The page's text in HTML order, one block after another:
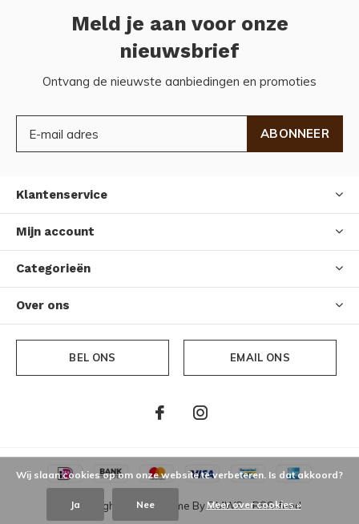
Meld je aan voor onze
nieuwsbrief
Ontvang de nieuwste aanbiedingen en promoties
ABONNEER
Klantenservice
Mijn account
Categorieën
Over ons
BEL ONS EMAIL ONS
© Copyright 2026- Theme ByDMWS-RSS-feed
Wij slaan cookies op om onze website te verbeteren. Is dat akkoord?
Ja Nee Meer over cookies »